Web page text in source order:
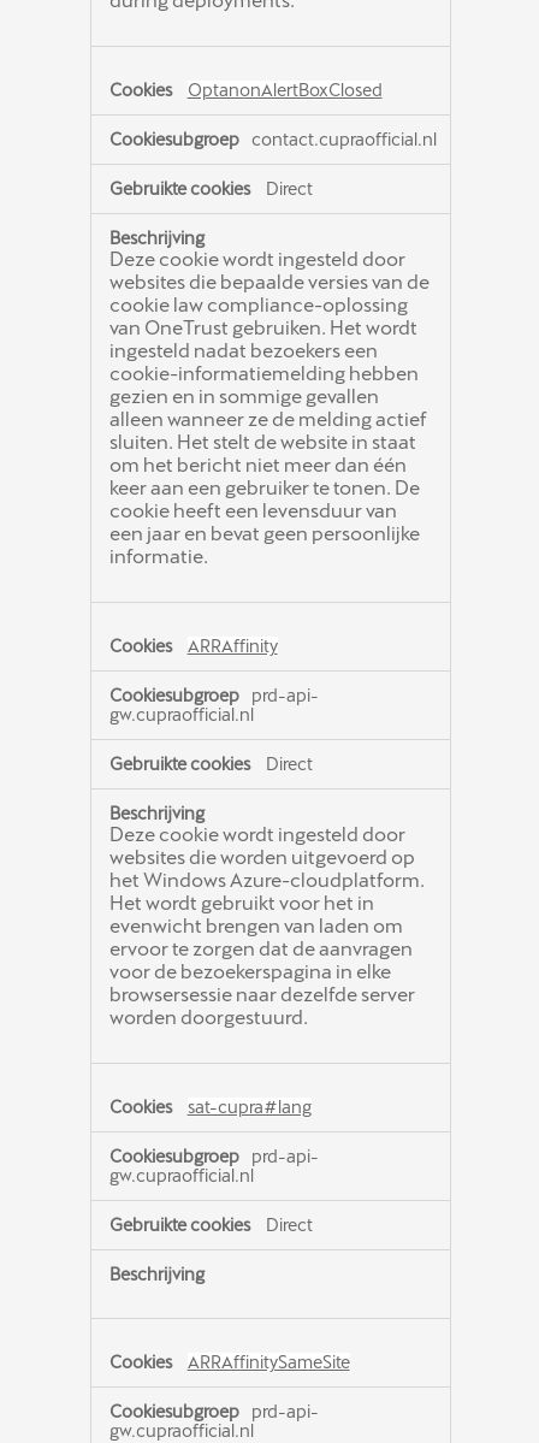
OptanonAlertBoxClosed
contact.cupraofficial.nl
Direct
Deze cookie wordt ingesteld door
websites die bepaalde versies van de
cookie law compliance-oplossing
van OneTrust gebruiken. Het wordt
ingesteld nadat bezoekers een
cookie-informatiemelding hebben
gezien en in sommige gevallen
alleen wanneer ze de melding actief
sluiten. Het stelt de website in staat
om het bericht niet meer dan één
keer aan een gebruiker te tonen. De
cookie heeft een levensduur van
een jaar en bevat geen persoonlijke
informatie.
ARRAffinity
prd-api-
gw.cupraofficial.nl
Direct
Deze cookie wordt ingesteld door
websites die worden uitgevoerd op
het Windows Azure-cloudplatform.
Het wordt gebruikt voor het in
evenwicht brengen van laden om
ervoor te zorgen dat de aanvragen
voor de bezoekerspagina in elke
browsersessie naar dezelfde server
worden doorgestuurd.
sat-cupra#lang
prd-api-
gw.cupraofficial.nl
Direct
ARRAffinitySameSite
prd-api-
gw.cupraofficial.nl